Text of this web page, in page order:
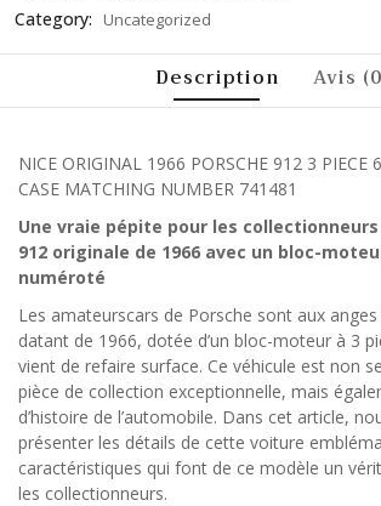
Category: Uncategorized
Description Avis
NICE ORIGINAL 1966 PORSCHE 912 3 PIECE
CASE MATCHING NUMBER 741481
Une vraie pépite pour les collectionneurs
912 originale de 1966 avec un bloc-
numéroté
Les amateurscars de Porsche sont aux
datant de 1966, dotée d’un bloc-moteur à 3
vient de refaire surface. Ce véhicule est non
pièce de collection exceptionnelle, mais
d’histoire de l’automobile. Dans cet article,
présenter les détails de cette voiture
caractéristiques qui font de ce modèle un
les collectionneurs.